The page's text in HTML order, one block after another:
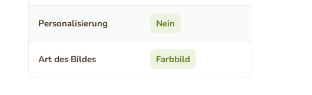
Personalisierung Nein
Art des Bildes Farbbild